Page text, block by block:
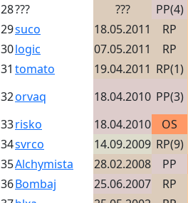
28??? ??? PP(4)
29suco 18.05.2011 RP
30logic 07.05.2011 RP
31 tomato 19.04.2011 RP(1)
32orvaq 18.04.2010 PP(3)
33risko 18.04.2010 OS
34svrco 14.09.2009 RP(9)
35Alchymista 28.02.2008 PP
36Bombaj 25.06.2007 RP